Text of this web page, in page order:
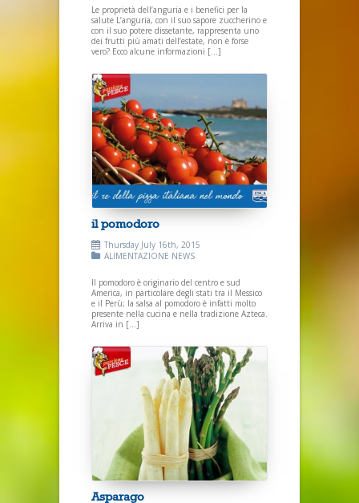
Le proprietà dell’anguria e i benefici per la
salute L’anguria, con il suo sapore zuccherino e
con il suo potere dissetante, rappresenta uno
dei frutti più amati dell’estate, non è forse
vero? Ecco alcune informazioni […]
il pomodoro
Thursday July 16th, 2015
ALIMENTAZIONE NEWS
Il pomodoro è originario del centro e sud
America, in particolare degli stati tra il Messico
e il Perù; la salsa al pomodoro è infatti molto
presente nella cucina e nella tradizione Azteca.
Arriva in […]
Asparago